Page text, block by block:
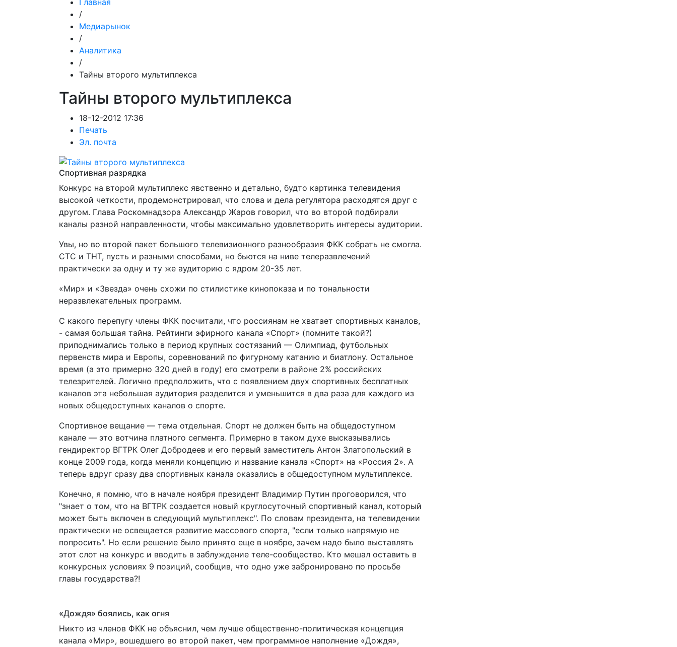
Главная
/
Медиарынок
/
Аналитика
/
Тайны второго мультиплекса
Тайны второго мультиплекса
18-12-2012 17:36
Печать
Эл. почта
Спортивная разрядка
Конкурс на второй мультиплекс явственно и детально, будто картинка телевидения
высокой четкости, продемонстрировал, что слова и дела регулятора расходятся друг с
другом. Глава Роскомнадзора Александр Жаров говорил, что во второй подбирали
каналы разной направленности, чтобы максимально удовлетворить интересы аудитории.
Увы, но во второй пакет большого телевизионного разнообразия ФКК собрать не смогла.
СТС и ТНТ, пусть и разными способами, но бьются на ниве телеразвлечений
практически за одну и ту же аудиторию с ядром 20-35 лет.
«Мир» и «Звезда» очень схожи по стилистике кинопоказа и по тональности
неразвлекательных программ.
С какого перепугу члены ФКК посчитали, что россиянам не хватает спортивных каналов,
- самая большая тайна. Рейтинги эфирного канала «Спорт» (помните такой?)
приподнимались только в период крупных состязаний — Олимпиад, футбольных
первенств мира и Европы, соревнований по фигурному катанию и биатлону. Остальное
время (а это примерно 320 дней в году) его смотрели в районе 2% российских
телезрителей. Логично предположить, что с появлением двух спортивных бесплатных
каналов эта небольшая аудитория разделится и уменьшится в два раза для каждого из
новых общедоступных каналов о спорте.
Спортивное вещание — тема отдельная. Спорт не должен быть на общедоступном
канале — это вотчина платного сегмента. Примерно в таком духе высказывались
гендиректор ВГТРК Олег Добродеев и его первый заместитель Антон Златопольский в
конце 2009 года, когда меняли концепцию и название канала «Спорт» на «Россия 2». А
теперь вдруг сразу два спортивных канала оказались в общедоступном мультиплексе.
Конечно, я помню, что в начале ноября президент Владимир Путин проговорился, что
"знает о том, что на ВГТРК создается новый круглосуточный спортивный канал, который
может быть включен в следующий мультиплекс". По словам президента, на телевидении
практически не освещается развитие массового спорта, "если только напрямую не
попросить". Но если решение было принято еще в ноябре, зачем надо было выставлять
этот слот на конкурс и вводить в заблуждение теле-сообщество. Кто мешал оставить в
конкурсных условиях 9 позиций, сообщив, что одно уже забронировано по просьбе
главы государства?!
«Дождя» боялись, как огня
Никто из членов ФКК не объяснил, чем лучше общественно-политическая концепция
канала «Мир», вошедшего во второй пакет, чем программное наполнение «Дождя»,